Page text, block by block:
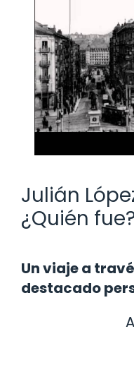
Julián
¿Quién
Un viaje a
destacado